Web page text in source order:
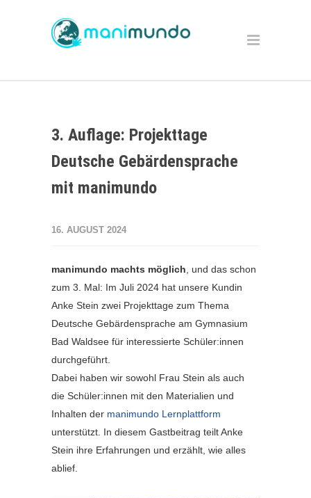
3. Auflage: Projekttage
Deutsche Gebärdensprache
mit manimundo
16. AUGUST 2024
manimundo machts möglich , und das schon
zum 3. Mal: Im Juli 2024 hat unsere Kundin
Anke Stein zwei Projekttage zum Thema
Deutsche Gebärdensprache am Gymnasium
Bad Waldsee für interessierte Schüler:innen
durchgeführt.
Dabei haben wir sowohl Frau Stein als auch
die Schüler:innen mit den Materialien und
Inhalten der manimundo Lernplattform
unterstützt. In diesem Gastbeitrag teilt Anke
Stein ihre Erfahrungen und erzählt, wie alles
ablief.